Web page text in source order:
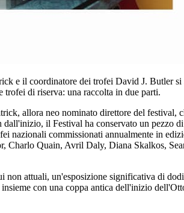
e il coordinatore dei trofei David J. Butler
di riserva: una raccolta in due parti.
allora neo nominato direttore del
il Festival ha conservato un pezzo
nazionali commissionati annualmente in
Quain, Avril Daly, Diana Skalkos,
non attuali, un'esposizione significativa di
con una coppa antica dell'inizio